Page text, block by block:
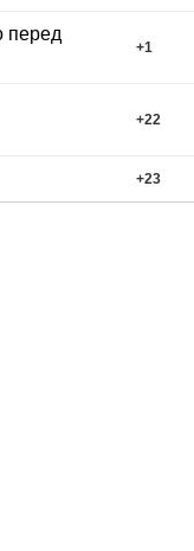
перед
+1
+22
+23